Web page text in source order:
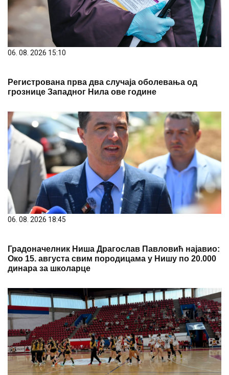
06. 08. 2026 15:10
Регистрована прва два случаја оболевања од
грознице Западног Нила ове године
06. 08. 2026 18:45
Градоначелник Ниша Драгослав Павловић најавио:
Око 15. августа свим породицама у Нишу по 20.000
динара за школарце